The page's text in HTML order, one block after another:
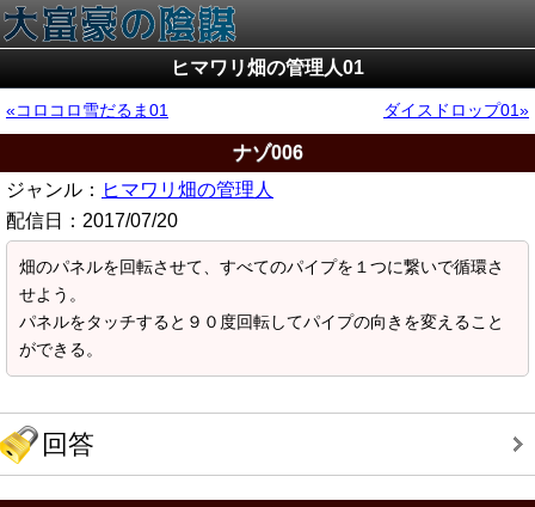
ヒマワリ畑の管理人01
コロコロ雪だるま01 ダイスドロップ01
ナゾ006
ジャンル： ヒマワリ畑の管理人
配信日： 2017/07/20
畑のパネルを回転させて、すべてのパイプを１つに繋いで循環さ
せよう。
パネルをタッチすると９０度回転してパイプの向きを変えること
ができる。
回答